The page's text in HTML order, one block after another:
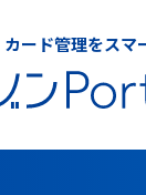
カード管理をスマ